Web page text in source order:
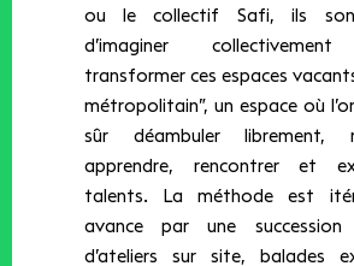
ou le collectif Safi, ils
d’imaginer
transformer ces espaces
métropolitain”, un espace où
sûr déambuler librement,
apprendre, rencontrer et
talents. La méthode est
avance par une succession
d’ateliers sur site, balades